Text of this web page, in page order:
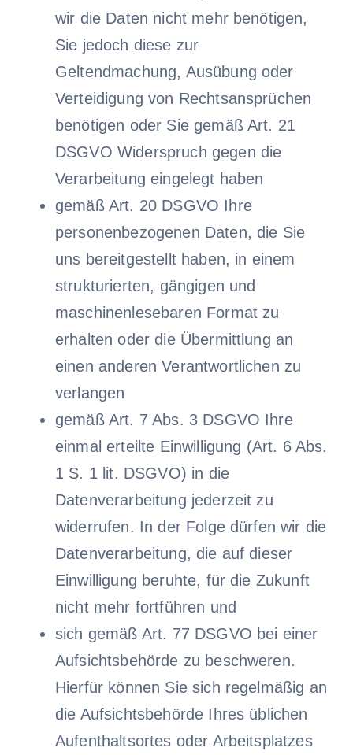
wir die Daten nicht mehr benötigen,
Sie jedoch diese zur
Geltendmachung, Ausübung oder
Verteidigung von Rechtsansprüchen
benötigen oder Sie gemäß Art. 21
DSGVO Widerspruch gegen die
Verarbeitung eingelegt haben
gemäß Art. 20 DSGVO Ihre
personenbezogenen Daten, die Sie
uns bereitgestellt haben, in einem
strukturierten, gängigen und
maschinenlesebaren Format zu
erhalten oder die Übermittlung an
einen anderen Verantwortlichen zu
verlangen
gemäß Art. 7 Abs. 3 DSGVO Ihre
einmal erteilte Einwilligung (Art. 6 Abs.
1 S. 1 lit. DSGVO) in die
Datenverarbeitung jederzeit zu
widerrufen. In der Folge dürfen wir die
Datenverarbeitung, die auf dieser
Einwilligung beruhte, für die Zukunft
nicht mehr fortführen und
sich gemäß Art. 77 DSGVO bei einer
Aufsichtsbehörde zu beschweren.
Hierfür können Sie sich regelmäßig an
die Aufsichtsbehörde Ihres üblichen
Aufenthaltsortes oder Arbeitsplatzes